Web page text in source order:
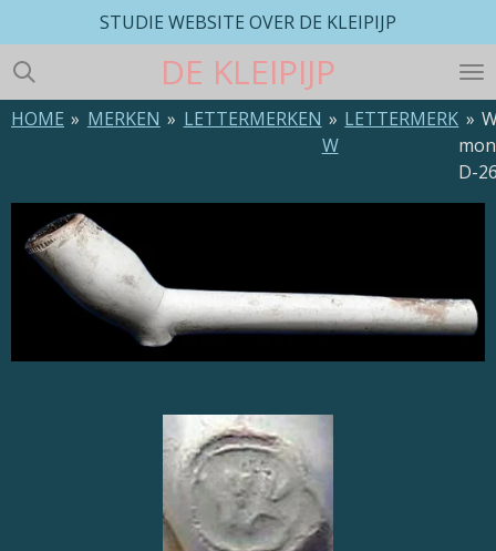
direct
naar
de
hoofdinhoud
DE KLEIPIJP
STUDIE WEBSITE OVER DE KLEIPIJP
HOME » MERKEN » LETTERMERKEN » LETTERMERK
W
»
D-